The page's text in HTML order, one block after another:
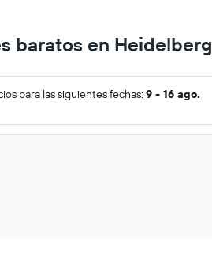
baratos en Heidelberg
para las siguientes fechas: 9 - 16 ago.